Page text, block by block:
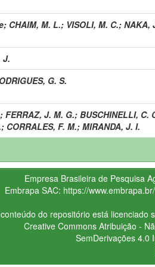
; CHAIM, M. L.; VISOLI, M. C.; NAKA,
J.
G. S.
; FERRAZ, J. M. G.; BUSCHINELLI, C.
; CORRALES, F. M.; MIRANDA, J. I.
Empresa Brasileira de Pesquisa
Embrapa SAC: https://
do repositório está licenciado
Creative CommonsAtribuição -
SemDerivações 4.0